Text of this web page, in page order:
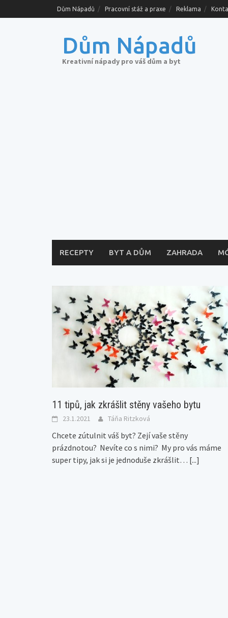
to
Dům Nápadů Pracovní stáž a praxe Reklama
Dům Nápadů
Kreativní nápady pro váš dům a byt
RECEPTY BYT A DŮM ZAHRADA
11 tipů, jak zkrášlit stěny vašeho bytu
23.1.2021 Táňa Ritzková
Chcete zútulnit váš byt? Zejí vaše stěny
prázdnotou? Nevíte co s nimi? My pro vás máme
super tipy, jak si je jednoduše zkrášlit… [...]